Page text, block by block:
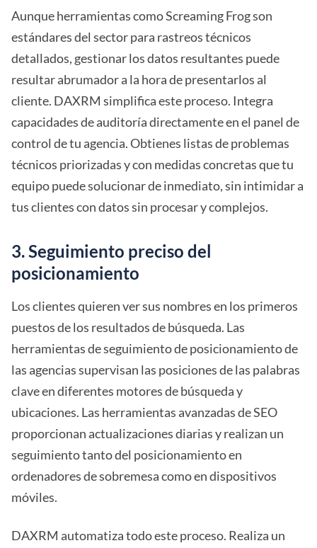
Aunque herramientas como Screaming Frog son
estándares del sector para rastreos técnicos
detallados, gestionar los datos resultantes puede
resultar abrumador a la hora de presentarlos al
cliente. DAXRM simplifica este proceso. Integra
capacidades de auditoría directamente en el panel de
control de tu agencia. Obtienes listas de problemas
técnicos priorizadas y con medidas concretas que tu
equipo puede solucionar de inmediato, sin intimidar a
tus clientes con datos sin procesar y complejos.
3. Seguimiento preciso del
posicionamiento
Los clientes quieren ver sus nombres en los primeros
puestos de los resultados de búsqueda. Las
herramientas de seguimiento de posicionamiento de
las agencias supervisan las posiciones de las palabras
clave en diferentes motores de búsqueda y
ubicaciones. Las herramientas avanzadas de SEO
proporcionan actualizaciones diarias y realizan un
seguimiento tanto del posicionamiento en
ordenadores de sobremesa como en dispositivos
móviles.
DAXRM automatiza todo este proceso. Realiza un